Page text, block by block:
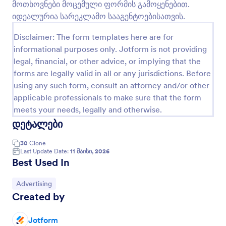
მოთხოვნები მოცემული ფორმის გამოყენებით.
იდეალურია სარეკლამო სააგენტოებისათვის.
Disclaimer: The form templates here are for
informational purposes only. Jotform is not providing
legal, financial, or other advice, or implying that the
forms are legally valid in all or any jurisdictions. Before
using any such form, consult an attorney and/or other
applicable professionals to make sure that the form
meets your needs, legally and otherwise.
დეტალები
30 Clone
Last Update Date: 11 მაისი, 2026
Best Used In
Go to Category:
Advertising
Created by
Jotform
გადახედვა